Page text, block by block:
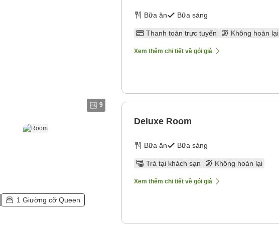
9
1 Giường cỡ Queen
Bữa ăn Bữa sáng
Thanh toán trực tuyến Không hoàn lại
Xem thêm chi tiết về gói giá
Deluxe Room
Bữa ăn Bữa sáng
Trả tại khách sạn Không hoàn lại
Xem thêm chi tiết về gói giá